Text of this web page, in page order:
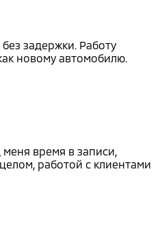
задержки. Работу
новому автомобилю.
время в записи,
работой с клиентами